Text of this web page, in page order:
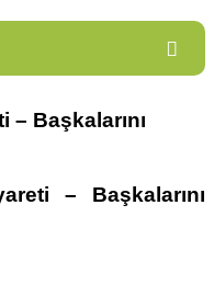
– Başkalarını
– Başkalarını